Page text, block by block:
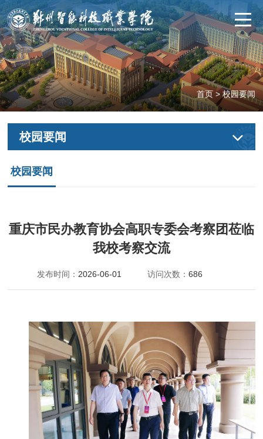
首页>校园要闻
校园要闻
校园要闻
重庆市民办教育协会高职专委会考察团莅临
我校考察交流
发布时间： 2026-06-01 访问次数： 686